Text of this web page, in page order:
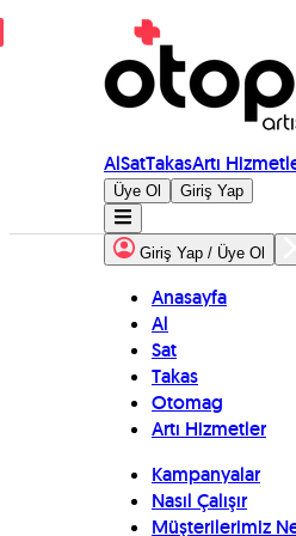
AlSatTakasArtı
Üye Ol Giriş Yap
Giriş Yap / Üye Ol
Anasayfa
Al
Sat
Takas
Otomag
Artı Hizmetler
Kampanyalar
Nasıl Çalışır
Müşterilerimiz